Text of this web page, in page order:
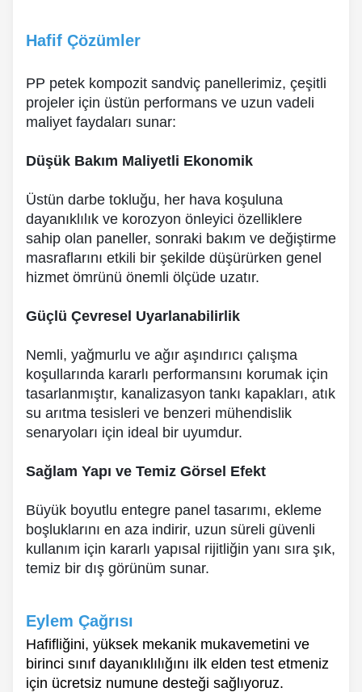
Hafif Çözümler
PP petek kompozit sandviç panellerimiz, çeşitli
projeler için üstün performans ve uzun vadeli
maliyet faydaları sunar:
Düşük Bakım Maliyetli Ekonomik
Üstün darbe tokluğu, her hava koşuluna
dayanıklılık ve korozyon önleyici özelliklere
sahip olan paneller, sonraki bakım ve değiştirme
masraflarını etkili bir şekilde düşürürken genel
hizmet ömrünü önemli ölçüde uzatır.
Güçlü Çevresel Uyarlanabilirlik
Nemli, yağmurlu ve ağır aşındırıcı çalışma
koşullarında kararlı performansını korumak için
tasarlanmıştır, kanalizasyon tankı kapakları, atık
su arıtma tesisleri ve benzeri mühendislik
senaryoları için ideal bir uyumdur.
Sağlam Yapı ve Temiz Görsel Efekt
Büyük boyutlu entegre panel tasarımı, ekleme
boşluklarını en aza indirir, uzun süreli güvenli
kullanım için kararlı yapısal rijitliğin yanı sıra şık,
temiz bir dış görünüm sunar.
Eylem Çağrısı
Hafifliğini, yüksek mekanik mukavemetini ve
birinci sınıf dayanıklılığını ilk elden test etmeniz
için ücretsiz numune desteği sağlıyoruz.